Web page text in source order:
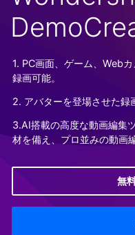
プラン＆価格
AIヒント
活用法
関連記事
もっと見る >
スタート
画面録画する
1. PC画面、ゲーム、Web
録画可能。
2. アバターを登場させた録
3.AI搭載の高度な動画編集
材を備え、プロ並みの動画
無